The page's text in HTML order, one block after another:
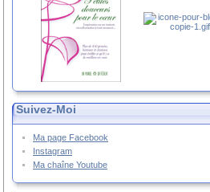
Suivez-Moi
Ma page Facebook
Instagram
Ma chaîne Youtube